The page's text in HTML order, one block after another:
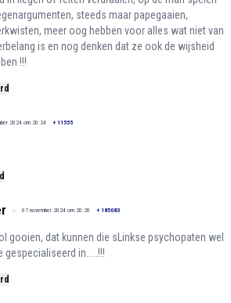
steeds maar papegaaien,
meer oog hebben voor alles wat niet van
is en nog denken dat ze ook de wijsheid
!!!
2024 om 20:24 + 11555
07 november 2024 om 20:20 + 185083
gooien, dat kunnen die sLinkse psychopaten wel
gespecialiseerd in.....!!!